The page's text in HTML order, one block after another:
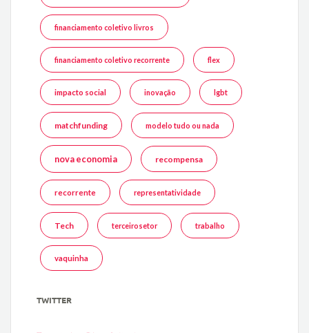
financiamento coletivo livros
financiamento coletivo recorrente flex
impacto social inovação lgbt
matchfunding modelo tudo ou nada
nova economia recompensa
recorrente representatividade
Tech terceirosetor trabalho
vaquinha
TWITTER